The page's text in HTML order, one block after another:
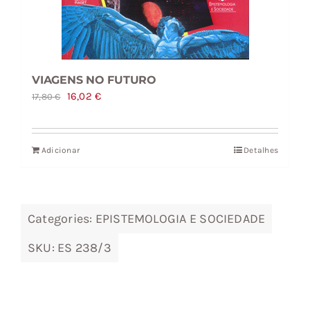
VIAGENS NO FUTURO
17,80€
O
original
era:
16,02€O
atual
Adicionar Detalhes
Categories: EPISTEMOLOGIA E SOCIEDADE
SKU: ES 238/3